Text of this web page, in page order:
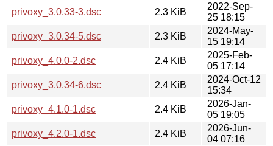
privoxy_3.0.33-3.dsc
2.3 KiB
2022-Sep-
25 18:15
privoxy_3.0.34-5.dsc
2.3 KiB
2024-May-
15 19:14
privoxy_4.0.0-2.dsc
2.4 KiB
2025-Feb-
05 17:14
privoxy_3.0.34-6.dsc
2.4 KiB
2024-Oct-12
15:34
privoxy_4.1.0-1.dsc
2.4 KiB
2026-Jan-
05 19:05
privoxy_4.2.0-1.dsc
2.4 KiB
2026-Jun-
04 07:16